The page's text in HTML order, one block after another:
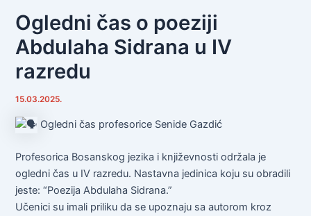
Ogledni čas o poeziji
Abdulaha Sidrana u IV
razredu
15.03.2025.
Ogledni čas profesorice Senide Gazdić
Profesorica Bosanskog jezika i književnosti održala je
ogledni čas u IV razredu. Nastavna jedinica koju su obradili
jeste: “Poezija Abdulaha Sidrana.”
Učenici su imali priliku da se upoznaju sa autorom kroz